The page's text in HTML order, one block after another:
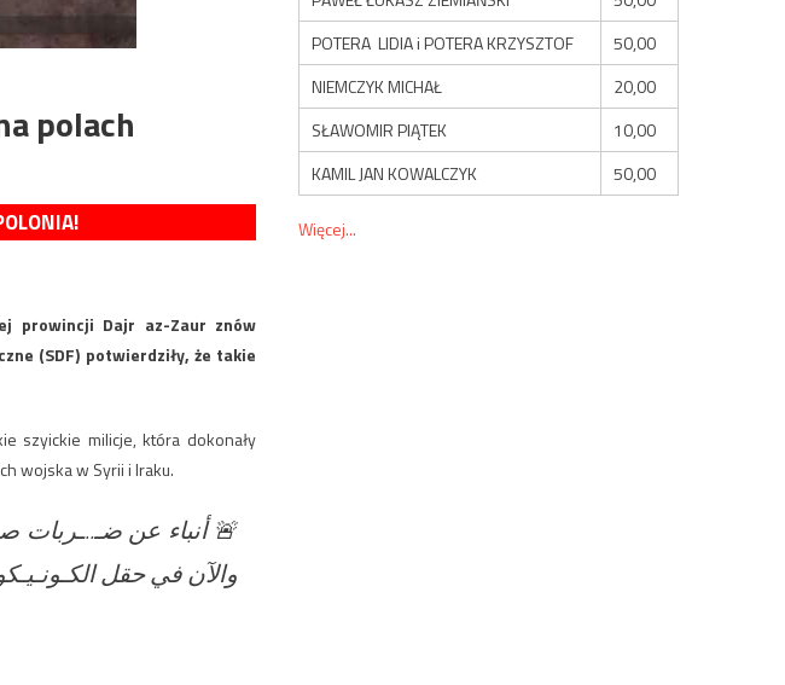
polach
prowincji Dajr az-Zaur znów
(SDF) potwierdziły, że takie
szyickie milicje, która dokonały
wojska w Syrii i Iraku.
🚨أنباء عن ضـ..ـربات
والآن في حقل
POTERA LIDIA i POTERA KRZYSZTOF
50,00
NIEMCZYK MICHAŁ
20,00
SŁAWOMIR PIĄTEK
10,00
KAMIL JAN KOWALCZYK
50,00
Więcej...